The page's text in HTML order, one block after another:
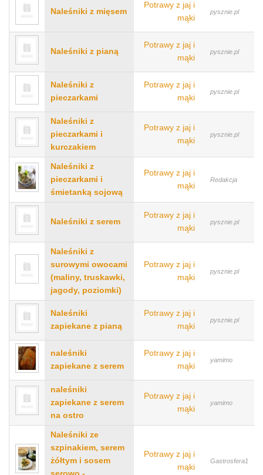
Naleśniki z mięsem
Potrawy z jaj i
mąki
pysznie.pl
Naleśniki z pianą
Potrawy z jaj i
mąki
pysznie.pl
Naleśniki z
pieczarkami
Potrawy z jaj i
mąki
pysznie.pl
Naleśniki z
pieczarkami i
kurczakiem
Potrawy z jaj i
mąki
pysznie.pl
Naleśniki z
pieczarkami i
śmietanką sojową
Potrawy z jaj i
mąki
Redakcja
Naleśniki z serem
Potrawy z jaj i
mąki
pysznie.pl
Naleśniki z
surowymi owocami
(maliny, truskawki,
jagody, poziomki)
Potrawy z jaj i
mąki
pysznie.pl
Naleśniki
zapiekane z pianą
Potrawy z jaj i
mąki
pysznie.pl
naleśniki
zapiekane z serem
Potrawy z jaj i
mąki
yamimo
naleśniki
zapiekane z serem
na ostro
Potrawy z jaj i
mąki
yamimo
Naleśniki ze
szpinakiem, serem
żółtym i sosem
Potrawy z jaj i
mąki
Gastrosfera1